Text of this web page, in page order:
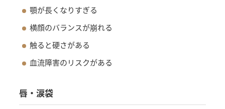
顎が長くなりすぎる
横顔のバランスが崩れる
触ると硬さがある
血流障害のリスクがある
唇・涙袋